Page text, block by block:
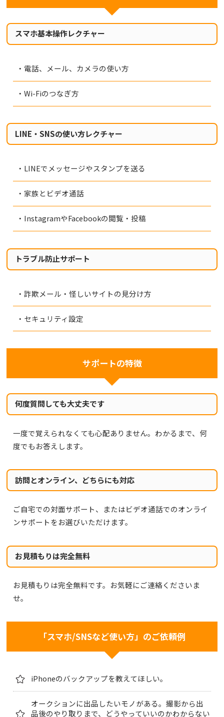
スマホ基本操作レクチャー
・電話、メール、カメラの使い方
・Wi-Fiのつなぎ方
LINE・SNSの使い方レクチャー
・LINEでメッセージやスタンプを送る
・家族とビデオ通話
・InstagramやFacebookの閲覧・投稿
トラブル防止サポート
・詐欺メール・怪しいサイトの見分け方
・セキュリティ設定
サポートの特徴
何度質問しても大丈夫です
一度で覚えられなくても心配ありません。わかるまで、何
度でもお答えします。
訪問とオンライン、どちらにも対応
ご自宅での対面サポート、またはビデオ通話でのオンライ
ンサポートをお選びいただけます。
お見積もりは完全無料
お見積もりは完全無料です。お気軽にご連絡くださいま
せ。
「スマホ/SNSなど使い方」のご依頼例
iPhoneのバックアップを教えてほしい。
オークションに出品したいモノがある。撮影から出
品後のやり取りまで、どうやっていいのかわからない